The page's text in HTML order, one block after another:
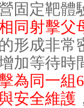
固定靶體
同射擊父
形成非常
加等待時
為同一組
安全維護